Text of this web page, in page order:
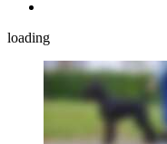
loading